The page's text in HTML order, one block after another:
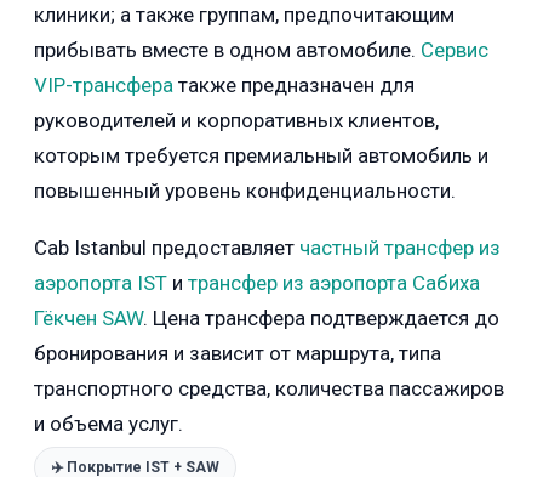
клиники; а также группам, предпочитающим
прибывать вместе в одном автомобиле. Сервис
VIP-трансфера также предназначен для
руководителей и корпоративных клиентов,
которым требуется премиальный автомобиль и
повышенный уровень конфиденциальности.
Cab Istanbul предоставляет частный трансфер из
аэропорта IST итрансфер из аэропорта Сабиха
Гёкчен SAW. Цена трансфера подтверждается до
бронирования и зависит от маршрута, типа
транспортного средства, количества пассажиров
и объема услуг.
✈️ Покрытие IST + SAW